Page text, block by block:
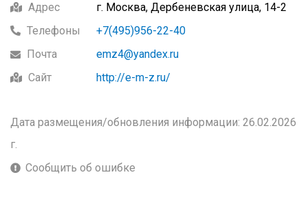
Адрес
г. Москва, Дербеневская улица, 14-2
Телефоны
+7(495)956-22-40
Почта
emz4@yandex.ru
Сайт
http://e-m-z.ru/
Дата размещения/обновления информации: 26.02.2026
г.
Сообщить об ошибке